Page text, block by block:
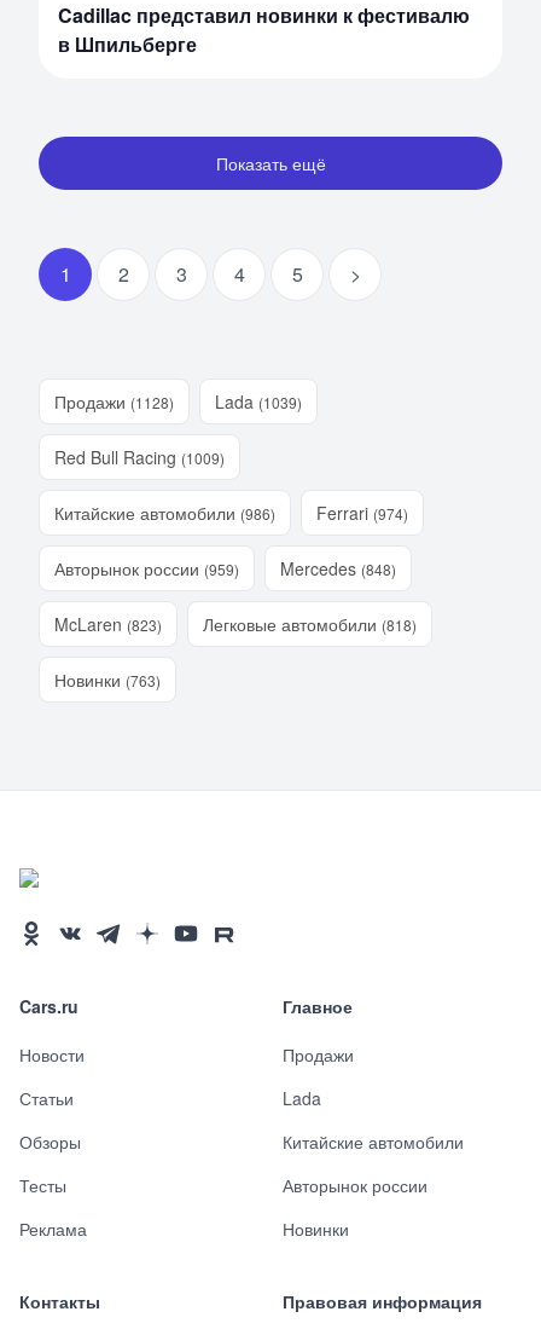
Cadillac представил новинки к фестивалю
в Шпильберге
Показать ещё
1 2 3 4 5 >
Продажи (1128) Lada (1039)
Red Bull Racing (1009)
Китайские автомобили (986) Ferrari (974)
Авторынок россии (959) Mercedes (848)
McLaren (823) Легковые автомобили (818)
Новинки (763)
Cars.ru
Новости
Статьи
Обзоры
Тесты
Реклама
Главное
Продажи
Lada
Китайские автомобили
Авторынок россии
Новинки
Контакты Правовая информация